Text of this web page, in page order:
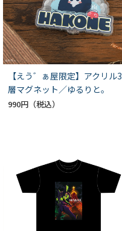
【えう゛ぁ屋限定】アクリル3
層マグネット／ゆるりと。
990円